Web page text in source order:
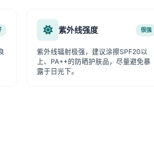
紫外线强度 很强
紫外线辐射极强，建议涂擦SPF20以
上、PA++的防晒护肤品，尽量避免暴
露于日光下。